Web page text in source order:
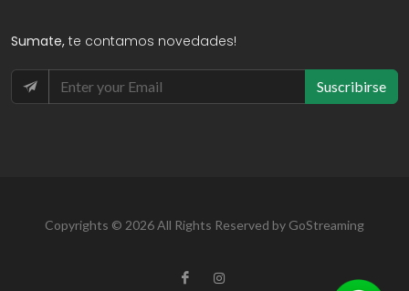
Sumate, te contamos novedades!
Suscribirse
Copyrights © 2026 All Rights Reserved by GoStreaming